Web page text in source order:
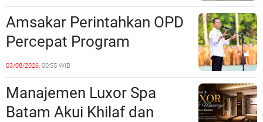
Unsur Pelanggaran Hukum
Amsakar Perintahkan OPD
Percepat Program
Prioritas, Targetkan
Realisasi Pembangunan
Lampaui 50 Persen
03/08/2026, 00:55 WIB
Manajemen Luxor Spa
Batam Akui Khilaf dan